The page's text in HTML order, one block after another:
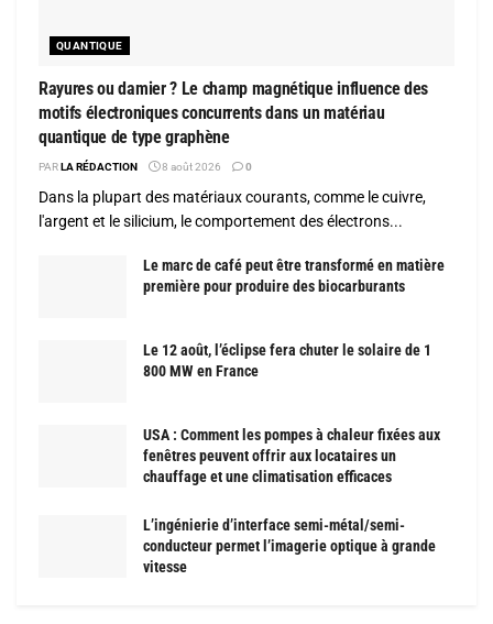
QUANTIQUE
Rayures ou damier ? Le champ magnétique influence des
motifs électroniques concurrents dans un matériau
quantique de type graphène
PARLA RÉDACTION 8 août 2026 0
Dans la plupart des matériaux courants, comme le cuivre,
l'argent et le silicium, le comportement des électrons...
Le marc de café peut être transformé en matière
première pour produire des biocarburants
Le 12 août, l’éclipse fera chuter le solaire de 1
800 MW en France
USA : Comment les pompes à chaleur fixées aux
fenêtres peuvent offrir aux locataires un
chauffage et une climatisation efficaces
L’ingénierie d’interface semi-métal/semi-
conducteur permet l’imagerie optique à grande
vitesse